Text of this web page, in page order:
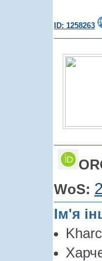
ID: 1258263
WoS:
Ім'я